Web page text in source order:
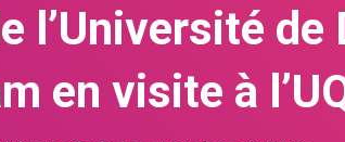
l’Université de
en visite à